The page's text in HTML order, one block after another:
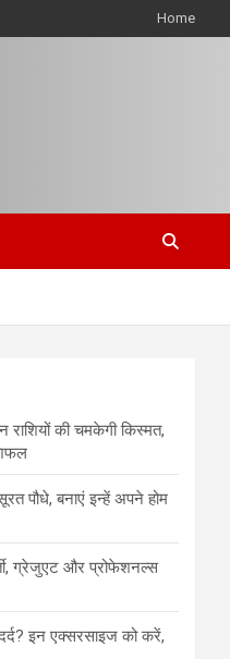
Home
की चमकेगी किस्मत,
पौधे, बनाएं इन्‍हें अपने होम
ग्रेजुएट और प्रोफेशनल्स
इन एक्सरसाइज को करें,